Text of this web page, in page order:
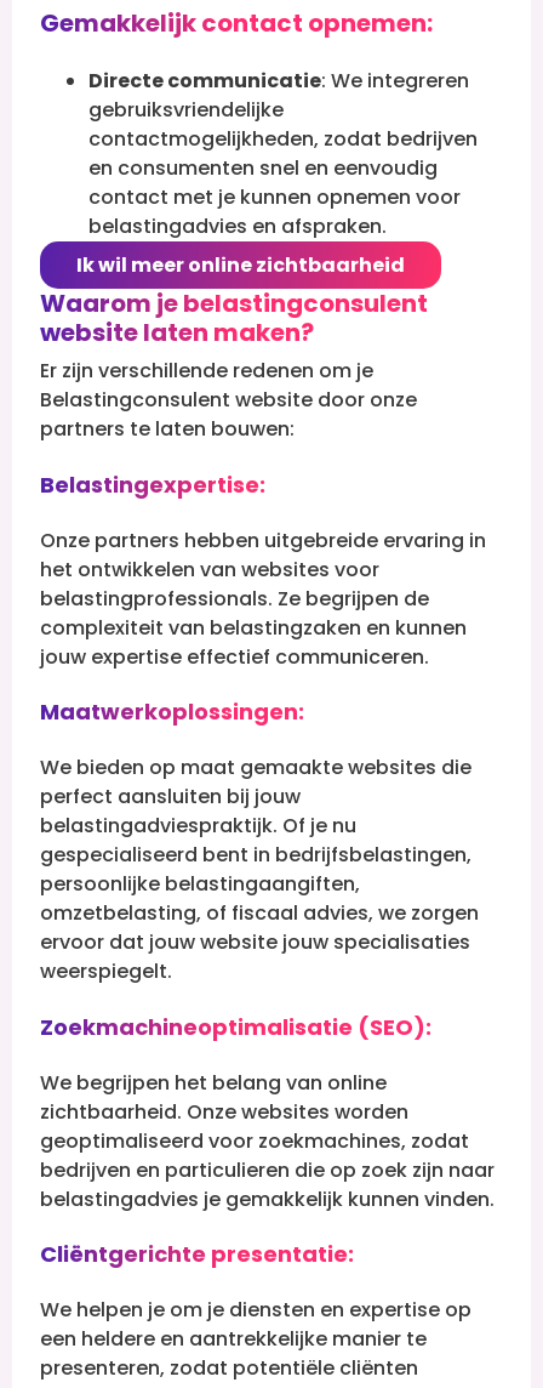
Gemakkelijk contact opnemen:
Directe communicatie: We integreren
gebruiksvriendelijke
contactmogelijkheden, zodat bedrijven
en consumenten snel en eenvoudig
contact met je kunnen opnemen voor
belastingadvies en afspraken.
Ik wil meer online zichtbaarheid
Waarom je belastingconsulent
website laten maken?
Er zijn verschillende redenen om je
Belastingconsulent website door onze
partners te laten bouwen:
Belastingexpertise:
Onze partners hebben uitgebreide ervaring in
het ontwikkelen van websites voor
belastingprofessionals. Ze begrijpen de
complexiteit van belastingzaken en kunnen
jouw expertise effectief communiceren.
Maatwerkoplossingen:
We bieden op maat gemaakte websites die
perfect aansluiten bij jouw
belastingadviespraktijk. Of je nu
gespecialiseerd bent in bedrijfsbelastingen,
persoonlijke belastingaangiften,
omzetbelasting, of fiscaal advies, we zorgen
ervoor dat jouw website jouw specialisaties
weerspiegelt.
Zoekmachineoptimalisatie (SEO):
We begrijpen het belang van online
zichtbaarheid. Onze websites worden
geoptimaliseerd voor zoekmachines, zodat
bedrijven en particulieren die op zoek zijn naar
belastingadvies je gemakkelijk kunnen vinden.
Cliëntgerichte presentatie:
We helpen je om je diensten en expertise op
een heldere en aantrekkelijke manier te
presenteren, zodat potentiële cliënten